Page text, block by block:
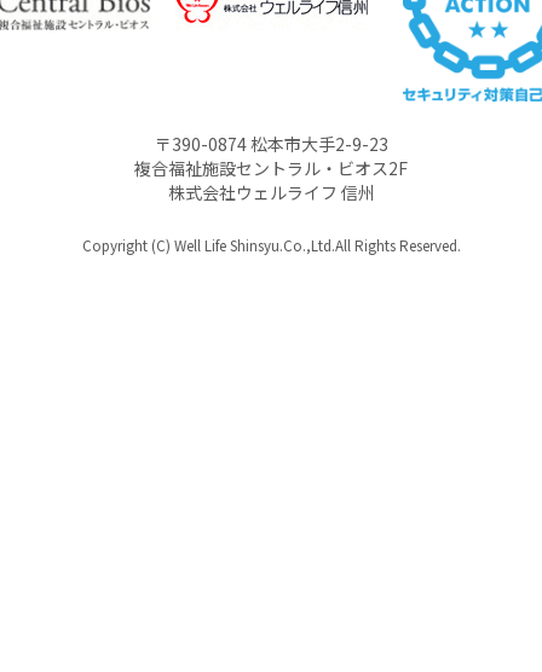
〒390-0874 松本市大手2-9-23
複合福祉施設セントラル・ビオス2F
株式会社ウェルライフ 信州
Copyright (C) Well Life Shinsyu.Co.,Ltd.All Rights Reserved.